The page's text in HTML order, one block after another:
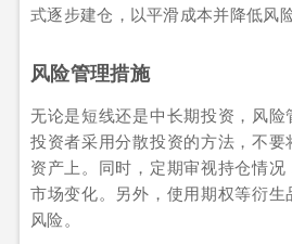
式逐步建仓，以平滑成本并降低风险
风险管理措施
无论是短线还是中长期投资，风
投资者采用分散投资的方法，不
资产上。同时，定期审视持仓情
市场变化。另外，使用期权等衍
风险。